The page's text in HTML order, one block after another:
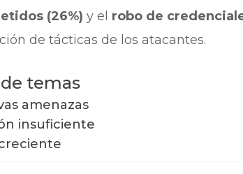
(26%) y el robo de
de tácticas de los atacantes.
temas
amenazas
insuficiente